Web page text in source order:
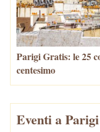
Parigi Gratis: le 25
centesimo
Eventi a Parigi